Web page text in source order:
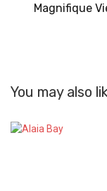
Magnifique
You may also